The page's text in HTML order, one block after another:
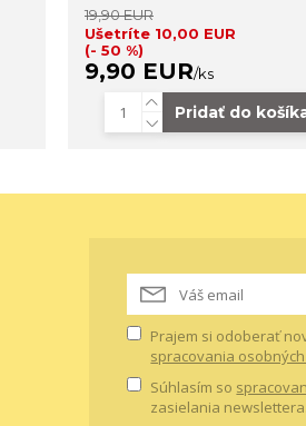
19,90 EUR
Ušetríte 10,00 EUR
(- 50 %)
9,90 EUR/ks
Pridať do
Prajem si odoberať
spracovania
Súhlasím so
zasielania